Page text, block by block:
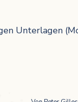
Unterlagen